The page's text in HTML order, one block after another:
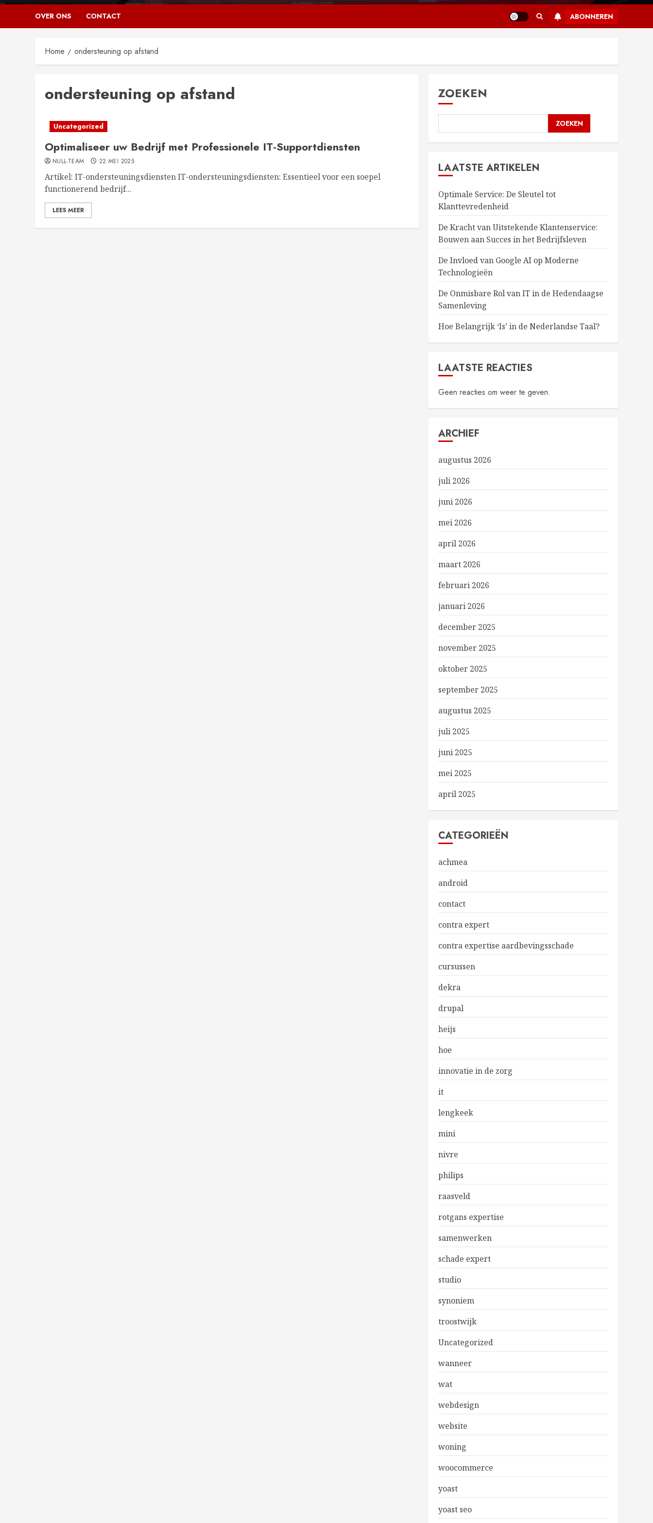
OVER ONS CONTACT ABONNEREN
Home ondersteuning op afstand
ondersteuning op afstand
Uncategorized
Optimaliseer uw Bedrijf met Professionele IT-Supportdiensten
NULL-TEAM 22 MEI 2025
Artikel: IT-ondersteuningsdiensten IT-ondersteuningsdiensten: Essentieel voor een soepel
functionerend bedrijf...
LEES MEER
ZOEKEN
ZOEKEN
LAATSTE ARTIKELEN
Optimale Service: De Sleutel tot
Klanttevredenheid
De Kracht van Uitstekende Klantenservice:
Bouwen aan Succes in het Bedrijfsleven
De Invloed van Google AI op Moderne
Technologieën
De Onmisbare Rol van IT in de Hedendaagse
Samenleving
Hoe Belangrijk ‘Is’ in de Nederlandse Taal?
LAATSTE REACTIES
Geen reacties om weer te geven.
ARCHIEF
augustus 2026
juli 2026
juni 2026
mei 2026
april 2026
maart 2026
februari 2026
januari 2026
december 2025
november 2025
oktober 2025
september 2025
augustus 2025
juli 2025
juni 2025
mei 2025
april 2025
CATEGORIEËN
achmea
android
contact
contra expert
contra expertise aardbevingsschade
cursussen
dekra
drupal
heijs
hoe
innovatie in de zorg
it
lengkeek
mini
nivre
philips
raasveld
rotgans expertise
samenwerken
schade expert
studio
synoniem
troostwijk
Uncategorized
wanneer
wat
webdesign
website
woning
woocommerce
yoast
yoast seo